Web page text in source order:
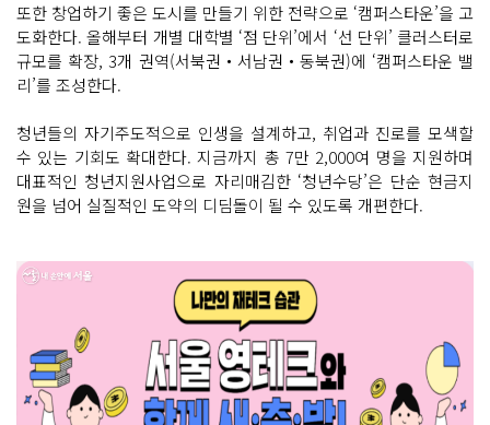
또한 창업하기 좋은 도시를 만들기 위한 전략으로 ‘캠퍼스타운’을 고
도화한다. 올해부터 개별 대학별 ‘점 단위’에서 ‘선 단위’ 클러스터로
규모를 확장, 3개 권역(서북권‧서남권‧동북권)에 ‘캠퍼스타운 밸
리’를 조성한다.
청년들의 자기주도적으로 인생을 설계하고, 취업과 진로를 모색할
수 있는 기회도 확대한다. 지금까지 총 7만 2,000여 명을 지원하며
대표적인 청년지원사업으로 자리매김한 ‘청년수당’은 단순 현금지
원을 넘어 실질적인 도약의 디딤돌이 될 수 있도록 개편한다.